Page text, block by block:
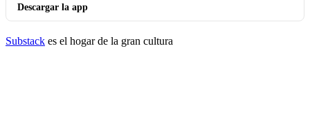
Descargar la app
Substack es el hogar de la gran cultura